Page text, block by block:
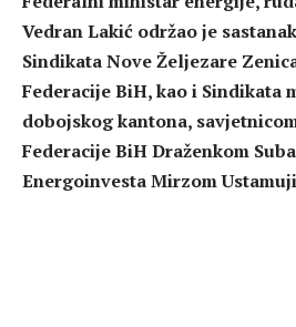
Vedran Lakić održao je
Sindikata Nove Željezare
Federacije BiH, kao i Sindikata
dobojskog kantona,
Federacije BiH Draženkom
Energoinvesta Mirzom